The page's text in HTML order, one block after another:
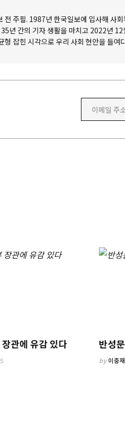
전 주필. 1987년 한국일보에 입사해 사
35년 간의 기자 생활을 마치고 2022년
형 잡힌 시각으로 우리 사회 현안을 들여
이메일 주
관에 유감 있다 반성
by이충재